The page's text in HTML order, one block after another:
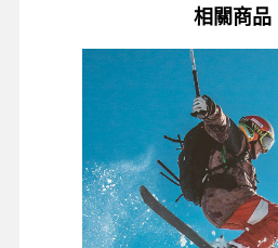
相關商品